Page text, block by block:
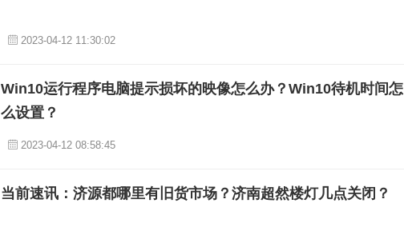
2023-04-12 11:30:02
Win10运行程序电脑提示损坏的映像怎么办？Win10待机时间怎
么设置？
2023-04-12 08:58:45
当前速讯：济源都哪里有旧货市场？济南超然楼灯几点关闭？